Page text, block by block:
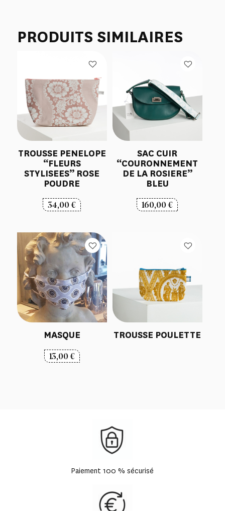
PRODUITS SIMILAIRES
TROUSSE PENELOPE
“FLEURS
STYLISEES” ROSE
POUDRE
34,00€
SAC CUIR
“COURONNEMENT
DE LA ROSIERE”
BLEU
160,00€
MASQUE
13,00€
TROUSSE POULETTE
Paiement 100 % sécurisé